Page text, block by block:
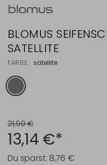
BLOMUS
SATELLITE
FARBE: satellite
21,90 €
13,14 €*
Du sparst: 8,76 €